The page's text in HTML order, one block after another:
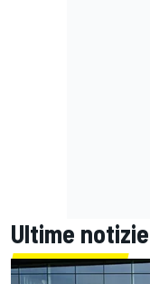
Ultime notizie